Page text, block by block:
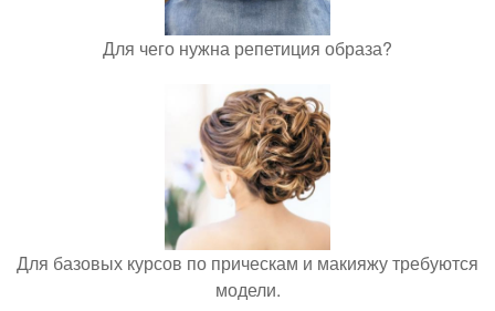
Для чего нужна репетиция образа?
Для базовых курсов по прическам и макияжу требуются
модели.